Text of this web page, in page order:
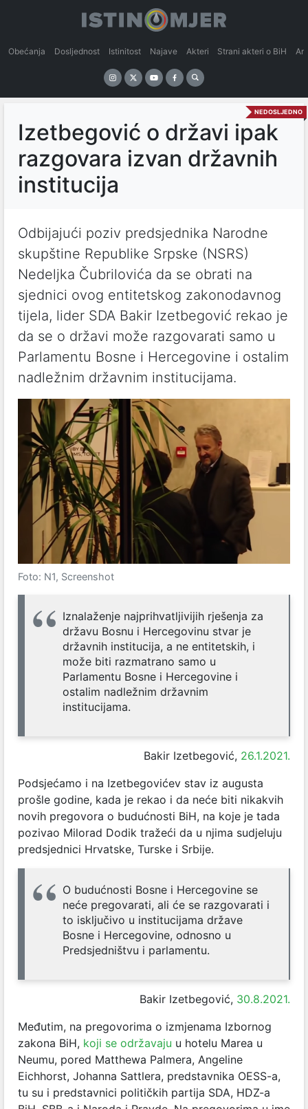
Obećanja Dosljednost Istinitost Najave Akteri Strani akteri o BiH
NEDOSLJEDNO
Izetbegović o državi ipak
razgovara izvan državnih
institucija
Odbijajući poziv predsjednika Narodne
skupštine Republike Srpske (NSRS)
Nedeljka Čubrilovića da se obrati na
sjednici ovog entitetskog zakonodavnog
tijela, lider SDA Bakir Izetbegović rekao je
da se o državi može razgovarati samo u
Parlamentu Bosne i Hercegovine i ostalim
nadležnim državnim institucijama.
Foto: N1, Screenshot
Iznalaženje najprihvatljivijih rješenja za
državu Bosnu i Hercegovinu stvar je
državnih institucija, a ne entitetskih, i
može biti razmatrano samo u
Parlamentu Bosne i Hercegovine i
ostalim nadležnim državnim
institucijama.
Bakir Izetbegović, 26.1.2021.
Podsjećamo i na Izetbegovićev stav iz augusta
prošle godine, kada je rekao i da neće biti nikakvih
novih pregovora o budućnosti BiH, na koje je tada
pozivao Milorad Dodik tražeći da u njima sudjeluju
predsjednici Hrvatske, Turske i Srbije.
O budućnosti Bosne i Hercegovine se
neće pregovarati, ali će se razgovarati i
to isključivo u institucijama države
Bosne i Hercegovine, odnosno u
Predsjedništvu i parlamentu.
Bakir Izetbegović, 30.8.2021.
Međutim, na pregovorima o izmjenama Izbornog
zakona BiH, koji se održavaju u hotelu Marea u
Neumu, pored Matthewa Palmera, Angeline
Eichhorst, Johanna Sattlera, predstavnika OESS-a,
tu su i predstavnici političkih partija SDA, HDZ-a